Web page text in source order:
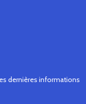
dernières informations